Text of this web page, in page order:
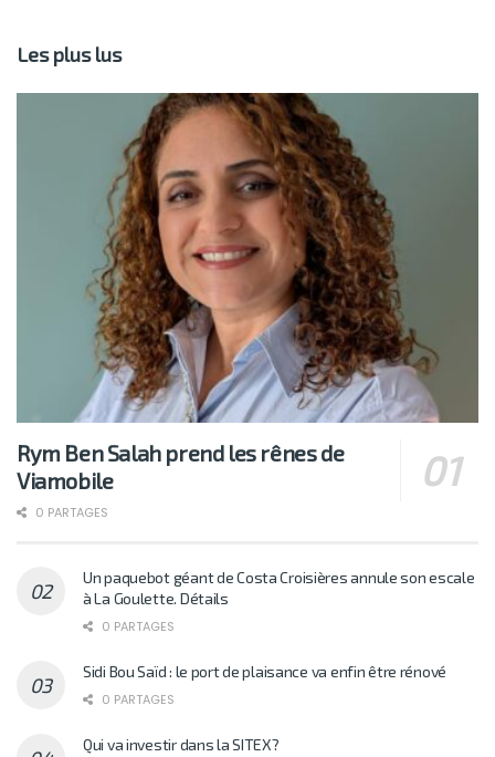
Les plus lus
Rym Ben Salah prend les rênes de
Viamobile
0 PARTAGES
Un paquebot géant de Costa Croisières annule son escale
à La Goulette. Détails
0 PARTAGES
Sidi Bou Saïd : le port de plaisance va enfin être rénové
0 PARTAGES
Qui va investir dans la SITEX?